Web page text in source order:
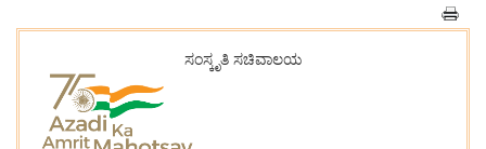
ಸಂಸ್ಕೃತಿ ಸಚಿವಾಲಯ